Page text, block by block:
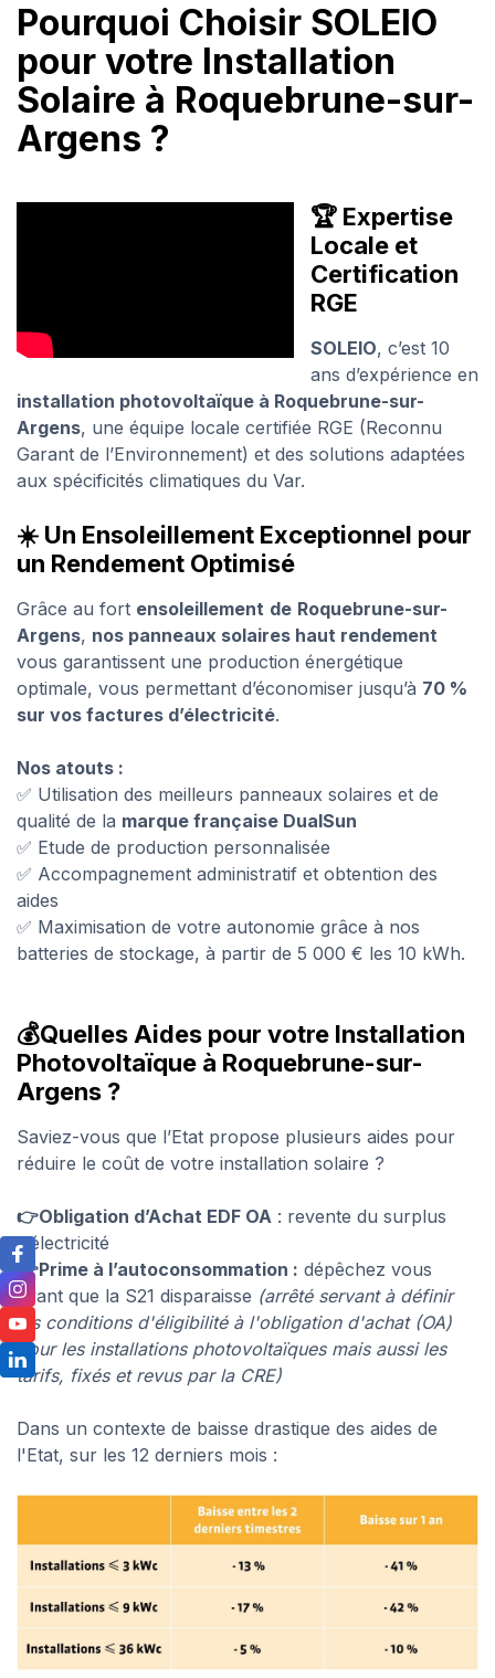
Pourquoi Choisir SOLEIO
pour votre Installation
Solaire à Roquebrune-sur-
Argens ?
🏆 Expertise
Locale et
Certification
RGE
SOLEIO, c’est 10
ans d’expérience en
installation photovoltaïque à Roquebrune-sur-
Argens, une équipe locale certifiée RGE (Reconnu
Garant de l’Environnement) et des solutions adaptées
aux spécificités climatiques du Var.
☀️ Un Ensoleillement Exceptionnel pour
un Rendement Optimisé
Grâce au fort ensoleillement de Roquebrune-sur-
Argens, nos panneaux solaires haut rendement
vous garantissent une production énergétique
optimale, vous permettant d’économiser jusqu’à 70 %
sur vos factures d’électricité.
Nos atouts :
✅ Utilisation des meilleurs panneaux solaires et de
qualité de la marque française DualSun
✅ Etude de production personnalisée
✅ Accompagnement administratif et obtention des
aides
✅ Maximisation de votre autonomie grâce à nos
batteries de stockage, à partir de 5 000 € les 10 kWh.
💰Quelles Aides pour votre Installation
Photovoltaïque à Roquebrune-sur-
Argens ?
Saviez-vous que l’Etat propose plusieurs aides pour
réduire le coût de votre installation solaire ?
👉Obligation d’Achat EDF OA : revente du surplus
d’électricité
👉Prime à l’autoconsommation : dépêchez vous
avant que la S21 disparaisse (arrêté servant à définir
les conditions d'éligibilité à l'obligation d'achat (OA)
pour les installations photovoltaïques mais aussi les
tarifs, fixés et revus par la CRE)
Dans un contexte de baisse drastique des aides de
l'Etat, sur les 12 derniers mois :